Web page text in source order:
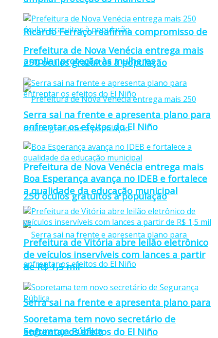
Ricardo Ferraço reafirma compromisso de
ampliar proteção às mulheres
Prefeitura de Nova Venécia entrega mais
250 óculos gratuitos à população
Serra sai na frente e apresenta plano para
enfrentar os efeitos do El Niño
Prefeitura de Nova Venécia entrega mais
250 óculos gratuitos à população
Serra sai na frente e apresenta plano para
enfrentar os efeitos do El Niño
Boa Esperança avança no IDEB e fortalece
a qualidade da educação municipal
Prefeitura de Vitória abre leilão eletrônico
de veículos inservíveis com lances a partir
de R$ 1,5 mil
Sooretama tem novo secretário de
Segurança Pública